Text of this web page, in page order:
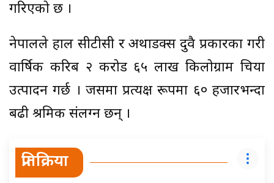
गरिएको छ ।
नेपालले हाल सीटीसी र अर्थोडक्स दुवै प्रकारका गरी
वार्षिक करिब २ करोड ६५ लाख किलोग्राम चिया
उत्पादन गर्छ । जसमा प्रत्यक्ष रूपमा ६० हजारभन्दा
बढी श्रमिक संलग्न छन् ।
प्रतिक्रिया